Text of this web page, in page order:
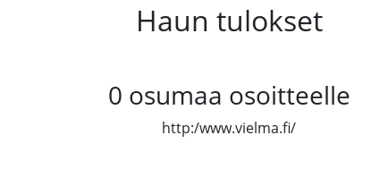
Haun tulokset
0 osumaa osoitteelle
http:/www.vielma.fi/